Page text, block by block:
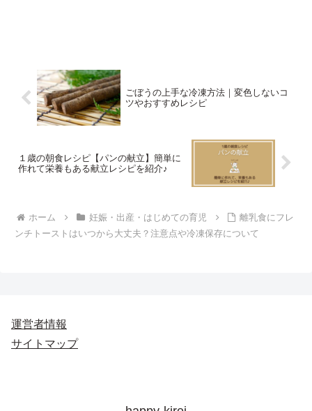
ごぼうの上手な冷凍方法｜変色しないコ
ツやおすすめレシピ
１歳の朝食レシピ【パンの献立】簡単に
作れて栄養もある献立レシピを紹介♪
ホーム 妊娠・出産・はじめての育児
離乳食にフレ
ンチトーストはいつから大丈夫？注意点や冷凍保存について
運営者情報
サイトマップ